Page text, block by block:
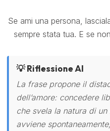
Se ami una persona,
sempre stata tua. E se
💡 Riflessione AI
La frase propone il
dell’amore: concedere
che svela la natura di
avviene